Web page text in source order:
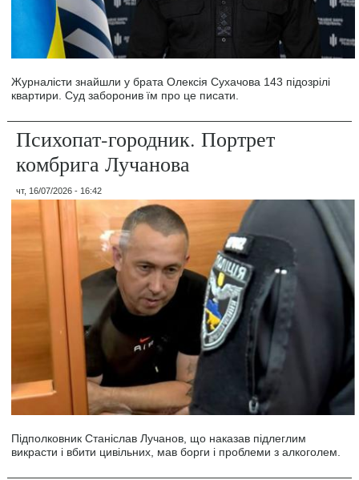
Журналісти знайшли у брата Олексія Сухачова 143 підозрілі
квартири. Суд заборонив їм про це писати.
Психопат-городник. Портрет
комбрига Лучанова
чт, 16/07/2026 - 16:42
Підполковник Станіслав Лучанов, що наказав підлеглим
викрасти і вбити цивільних, мав борги і проблеми з алкоголем.